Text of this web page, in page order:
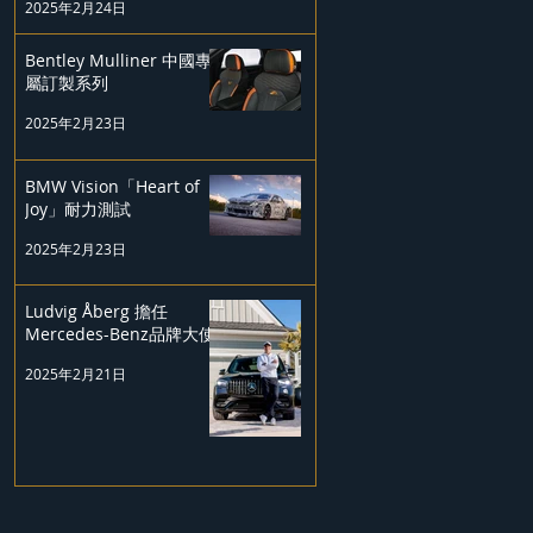
2025年2月24日
Bentley Mulliner 中國專
屬訂製系列
2025年2月23日
BMW Vision「Heart of
Joy」耐力測試
2025年2月23日
Ludvig Åberg 擔任
Mercedes-Benz品牌大使
2025年2月21日